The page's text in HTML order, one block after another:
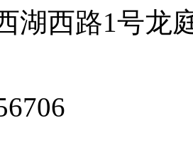
湖西路1号龙